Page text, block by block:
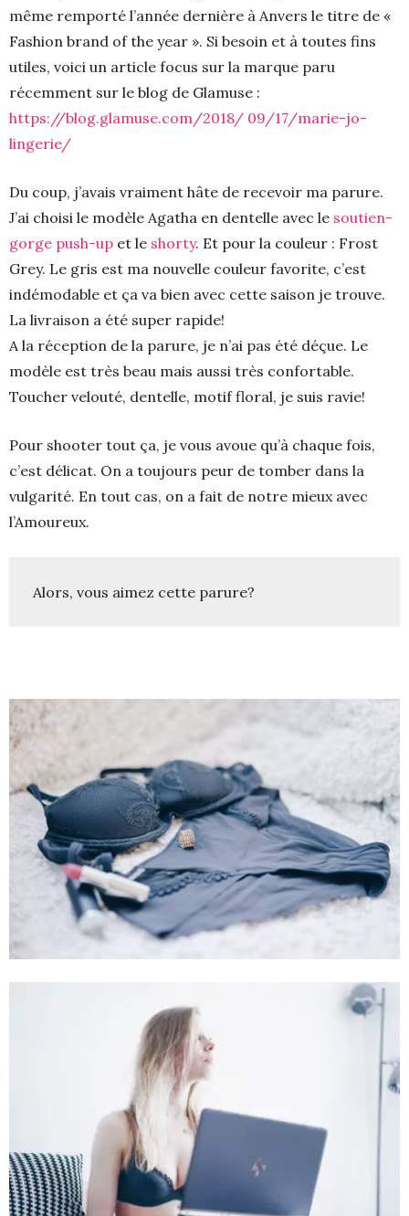
même remporté l’année dernière à Anvers le titre de «
Fashion brand of the year ». Si besoin et à toutes fins
utiles, voici un article focus sur la marque paru
récemment sur le blog de Glamuse :
https://blog.glamuse.com/2018/ 09/17/marie-jo-
lingerie/
Du coup, j’avais vraiment hâte de recevoir ma parure.
J’ai choisi le modèle Agatha en dentelle avec le soutien-
gorge push-up et le shorty. Et pour la couleur : Frost
Grey. Le gris est ma nouvelle couleur favorite, c’est
indémodable et ça va bien avec cette saison je trouve.
La livraison a été super rapide!
A la réception de la parure, je n’ai pas été déçue. Le
modèle est très beau mais aussi très confortable.
Toucher velouté, dentelle, motif floral, je suis ravie!
Pour shooter tout ça, je vous avoue qu’à chaque fois,
c’est délicat. On a toujours peur de tomber dans la
vulgarité. En tout cas, on a fait de notre mieux avec
l’Amoureux.
Alors, vous aimez cette parure?